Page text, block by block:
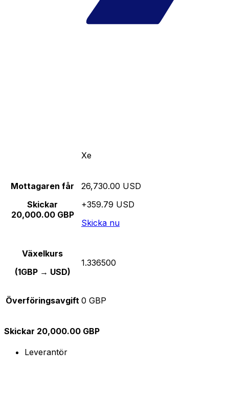
Xe
Mottagaren får
Skickar
20,000.00 GBP
26,730.00 USD
+359.79 USD
Skicka nu
Växelkurs
(1GBP → USD)
1.336500
Överföringsavgift 0 GBP
Skickar 20,000.00 GBP
Leverantör